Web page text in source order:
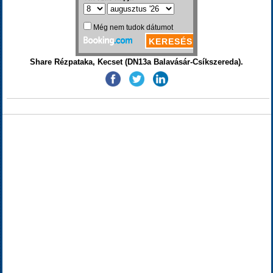
Share Rézpataka, Kecset (DN13a Balavásár-Csíkszereda).